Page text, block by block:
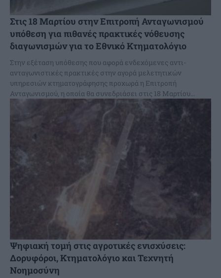
Στις 18 Μαρτίου στην Επιτροπή Ανταγωνισμού
υπόθεση για πιθανές πρακτικές νόθευσης
διαγωνισμών για το Εθνικό Κτηματολόγιο
Στην εξέταση υπόθεσης που αφορά ενδεχόμενες αντι-
ανταγωνιστικές πρακτικές στην αγορά μελετητικών
υπηρεσιών κτηματογράφησης προχωρά η Επιτροπή
Ανταγωνισμού, η οποία θα συνεδριάσει στις 18 Μαρτίου...
Ψηφιακή τομή στις αγροτικές ενισχύσεις:
Δορυφόροι, Κτηματολόγιο και Τεχνητή
Νοημοσύνη